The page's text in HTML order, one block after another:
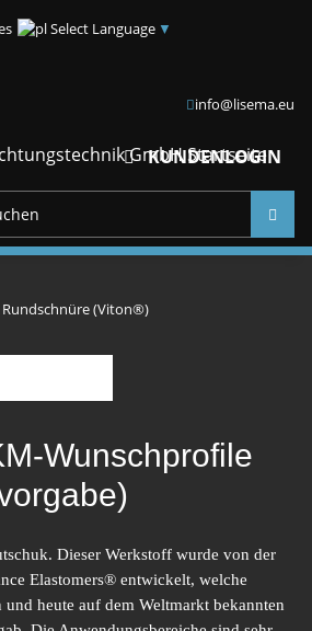
Select Language ▼
info@lisema.eu
KUNDENLOGIN
(Viton®)
Wunschprofile
Dieser Werkstoff wurde von der
Elastomers® entwickelt, welche
und heute auf dem Weltmarkt bekannten